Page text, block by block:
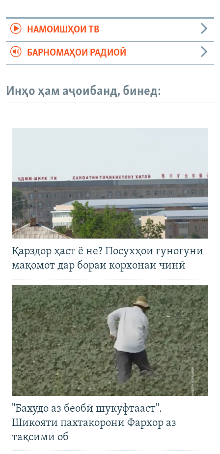
НАМОИШҲОИ ТВ
БАРНОМАҲОИ РАДИОӢ
Инҳо ҳам аҷоибанд, бинед:
Қарздор ҳаст ё не? Посухҳои гуногуни
мақомот дар бораи корхонаи чинӣ
"Бахудо аз беобӣ шукуфтааст".
Шикояти пахтакорони Фархор аз
тақсими об